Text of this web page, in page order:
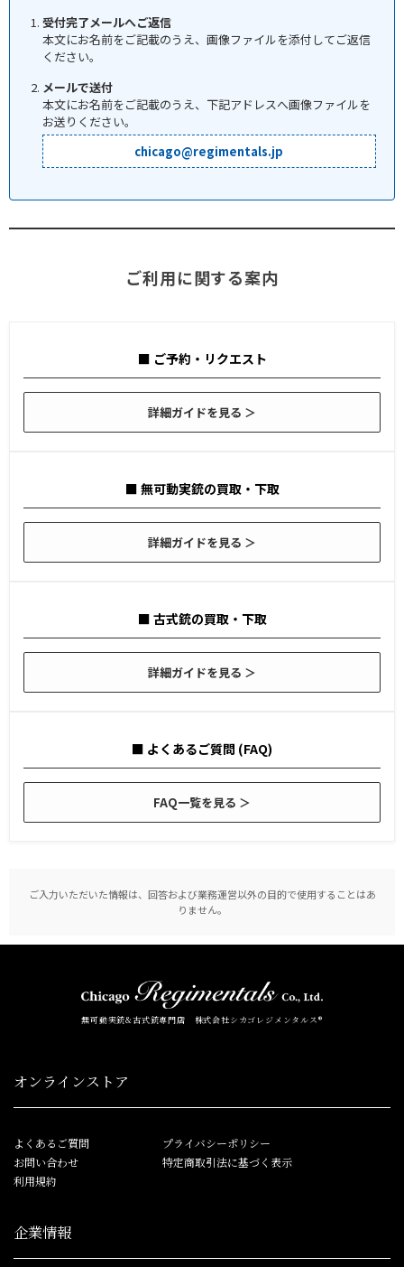
受付完了メールへご返信
本文にお名前をご記載のうえ、画像ファイルを添付してご返信
ください。
メールで送付
本文にお名前をご記載のうえ、下記アドレスへ画像ファイルを
お送りください。
chicago@regimentals.jp
ご利用に関する案内
■ ご予約・リクエスト
詳細ガイドを見る ＞
■ 無可動実銃の買取・下取
詳細ガイドを見る ＞
■ 古式銃の買取・下取
詳細ガイドを見る ＞
■ よくあるご質問 (FAQ)
FAQ一覧を見る ＞
ご入力いただいた情報は、回答および業務運営以外の目的で使用することはあ
りません。
無可動実銃&古式銃専門店 株式会社シカゴレジメンタルス®
オンラインストア
よくあるご質問
お問い合わせ
利用規約
プライバシーポリシー
特定商取引法に基づく表示
企業情報